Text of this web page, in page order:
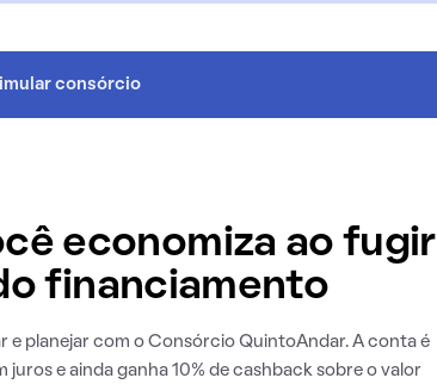
consórcio
economiza ao fugir
financiamento
planejar com o Consórcio QuintoAndar. A conta é
juros e ainda ganha 10% de cashback sobre o valor